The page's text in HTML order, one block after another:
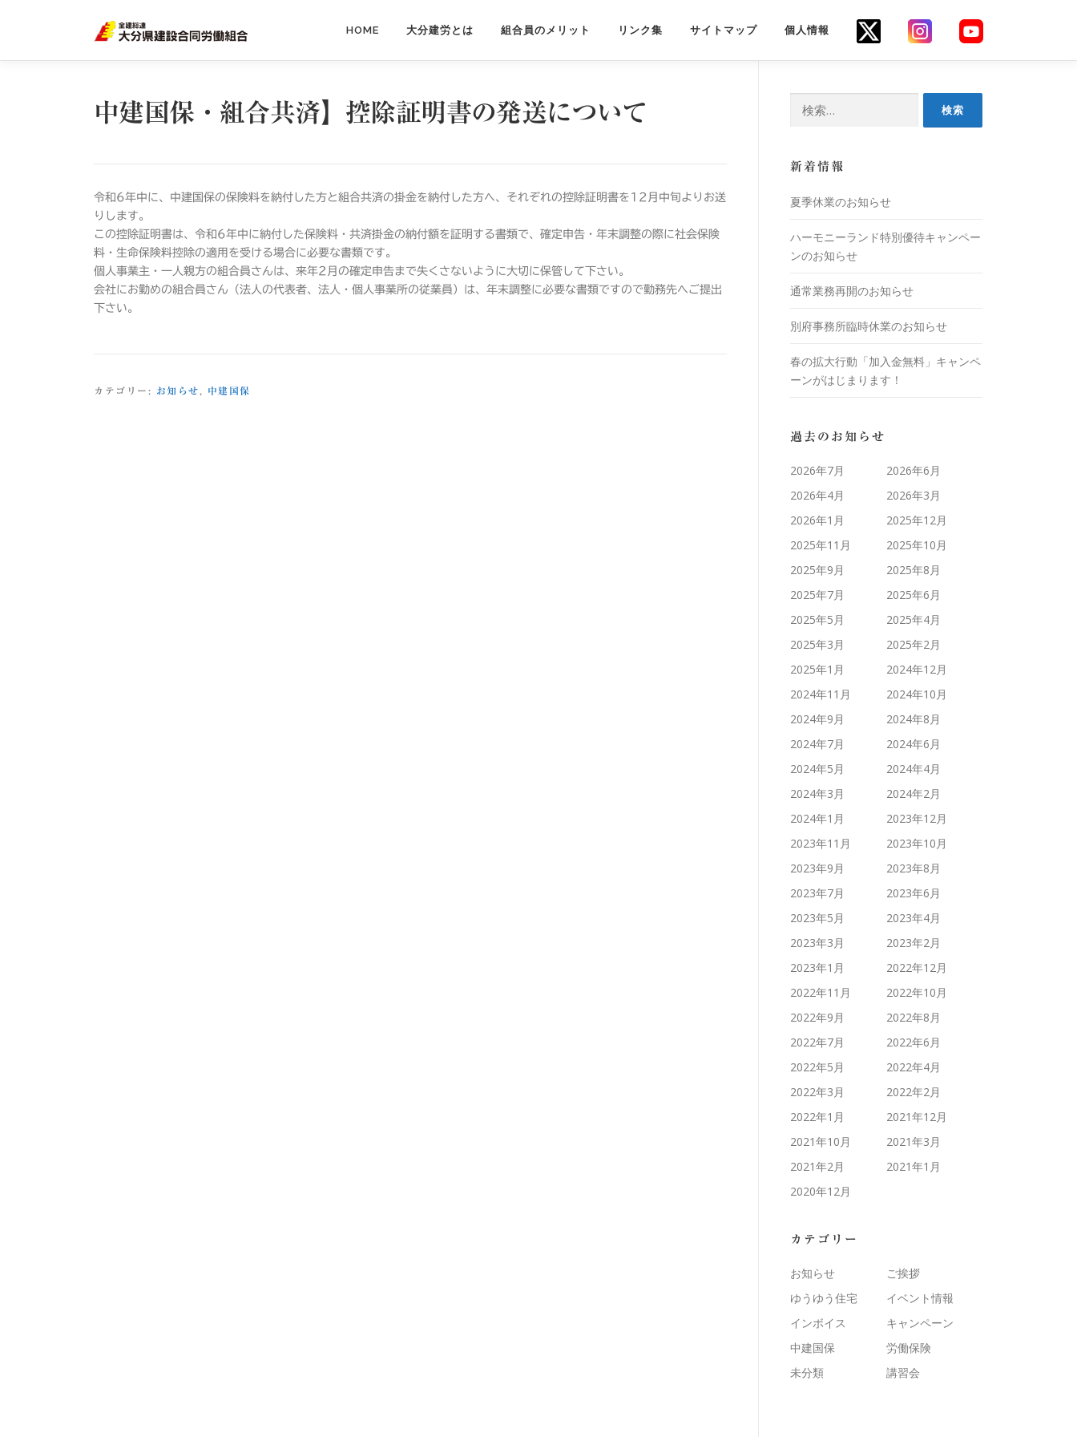
HOME 大分建労とは 組合員のメリット リンク集 サイトマップ 個人情報
中建国保・組合共済】控除証明書の発送について
令和6年中に、中建国保の保険料を納付した方と組合共済の掛金を納付した方へ、それぞれの控除証明書を12月中旬よりお送
りします。
この控除証明書は、令和6年中に納付した保険料・共済掛金の納付額を証明する書類で、確定申告・年末調整の際に社会保険
料・生命保険料控除の適用を受ける場合に必要な書類です。
個人事業主・一人親方の組合員さんは、来年2月の確定申告まで失くさないように大切に保管して下さい。
会社にお勤めの組合員さん（法人の代表者、法人・個人事業所の従業員）は、年末調整に必要な書類ですので勤務先へご提出
下さい。
カテゴリー: お知らせ 中建国保
新着情報
夏季休業のお知らせ
ハーモニーランド特別優待キャンペー
ンのお知らせ
通常業務再開のお知らせ
別府事務所臨時休業のお知らせ
春の拡大行動「加入金無料」キャンペ
ーンがはじまります！
過去のお知らせ
2026年7月
2026年6月
2026年4月
2026年3月
2026年1月
2025年12月
2025年11月
2025年10月
2025年9月
2025年8月
2025年7月
2025年6月
2025年5月
2025年4月
2025年3月
2025年2月
2025年1月
2024年12月
2024年11月
2024年10月
2024年9月
2024年8月
2024年7月
2024年6月
2024年5月
2024年4月
2024年3月
2024年2月
2024年1月
2023年12月
2023年11月
2023年10月
2023年9月
2023年8月
2023年7月
2023年6月
2023年5月
2023年4月
2023年3月
2023年2月
2023年1月
2022年12月
2022年11月
2022年10月
2022年9月
2022年8月
2022年7月
2022年6月
2022年5月
2022年4月
2022年3月
2022年2月
2022年1月
2021年12月
2021年10月
2021年3月
2021年2月
2021年1月
2020年12月
カテゴリー
お知らせ
ご挨拶
ゆうゆう住宅
イベント情報
インボイス
キャンペーン
中建国保
労働保険
未分類
講習会